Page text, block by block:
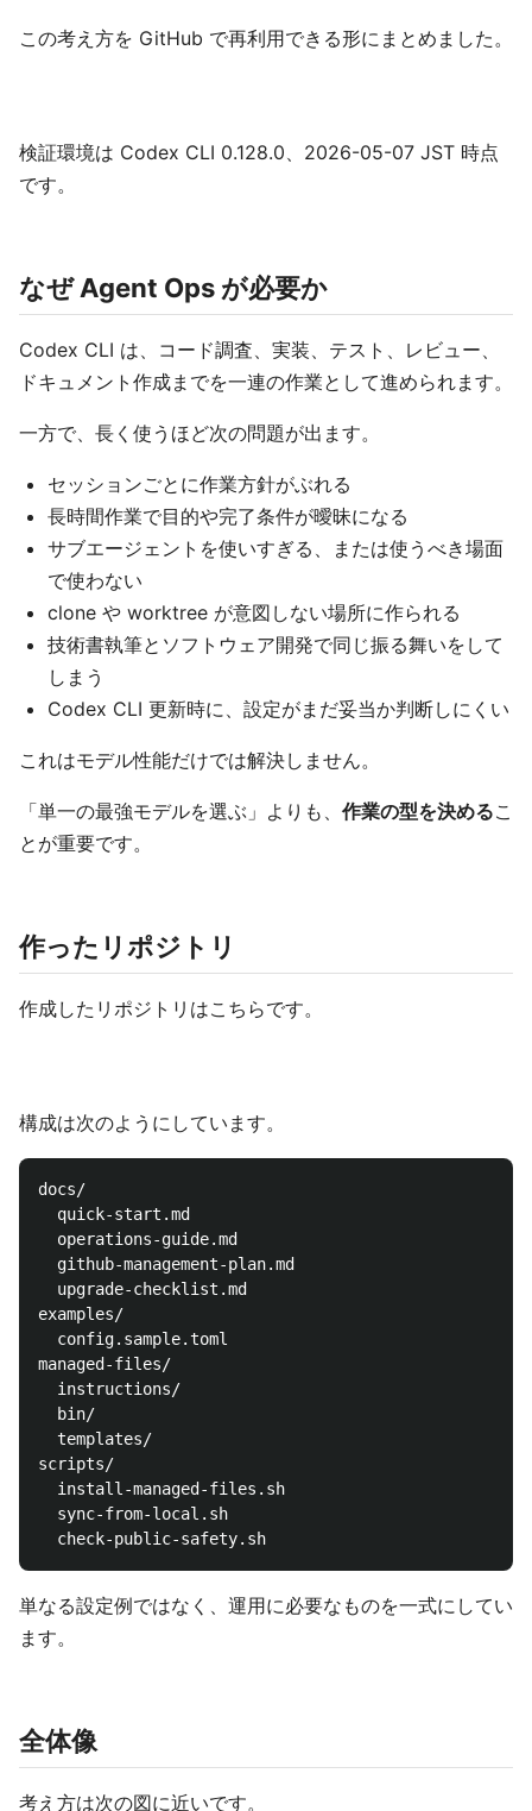
この考え方を GitHub で再利用できる形にまとめました。
検証環境は Codex CLI 0.128.0、2026-05-07 JST 時点
です。
なぜ Agent Ops が必要か
Codex CLI は、コード調査、実装、テスト、レビュー、
ドキュメント作成までを一連の作業として進められます。
一方で、長く使うほど次の問題が出ます。
セッションごとに作業方針がぶれる
長時間作業で目的や完了条件が曖昧になる
サブエージェントを使いすぎる、または使うべき場面
で使わない
clone や worktree が意図しない場所に作られる
技術書執筆とソフトウェア開発で同じ振る舞いをして
しまう
Codex CLI 更新時に、設定がまだ妥当か判断しにくい
これはモデル性能だけでは解決しません。
「単一の最強モデルを選ぶ」よりも、 作業の型を決めるこ
とが重要です。
作ったリポジトリ
作成したリポジトリはこちらです。
構成は次のようにしています。
docs/
  quick-start.md
  operations-guide.md
  github-management-plan.md
  upgrade-checklist.md
examples/
  config.sample.toml
managed-files/
  instructions/
  bin/
  templates/
scripts/
  install-managed-files.sh
  sync-from-local.sh
単なる設定例ではなく、運用に必要なものを一式にしてい
ます。
全体像
考え方は次の図に近いです。